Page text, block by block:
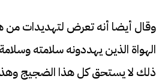
وقال أيضا أنه تعرض لتهديدات من
الهواة الذين يهددونه سلامته
ذلك لا يستحق كل هذا الضجيج